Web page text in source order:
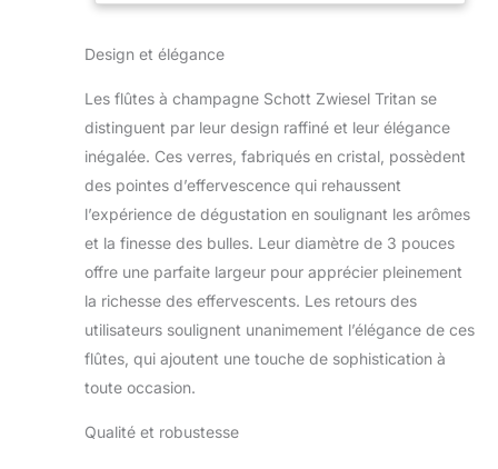
cristal Tritan : matériau
l'écaillage, aux rayures,
aux chocs thermiques,
breveté Collection de
verres à pied Finesse :
un profil sans couture
du bol à la tige donne
une sensation lisse
dans la main ;
l'extrémité conique du
transforme votre verre
à vin Passe au lave-
Design et élégance
Les flûtes à champagne Schott Zwiesel Tritan se
distinguent par leur design raffiné et leur élégance
inégalée. Ces verres, fabriqués en cristal, possèdent
des pointes d’effervescence qui rehaussent
l’expérience de dégustation en soulignant les arômes
et la finesse des bulles. Leur diamètre de 3 pouces
offre une parfaite largeur pour apprécier pleinement
la richesse des effervescents. Les retours des
utilisateurs soulignent unanimement l’élégance de ces
flûtes, qui ajoutent une touche de sophistication à
toute occasion.
Qualité et robustesse